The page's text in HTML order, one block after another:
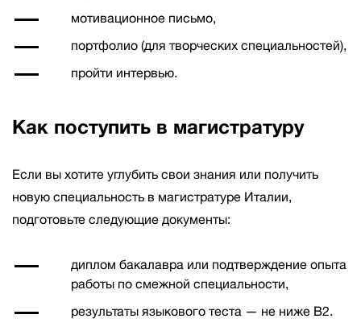
мотивационное письмо,
портфолио (для творческих специальностей),
пройти интервью.
Как поступить в магистратуру
Если вы хотите углубить свои знания или получить
новую специальность в магистратуре Италии,
подготовьте следующие документы:
диплом бакалавра или подтверждение опыта
работы по смежной специальности,
результаты языкового теста — не ниже B2.